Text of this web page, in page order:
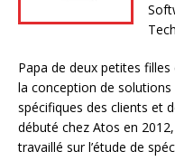
Papa de deux petites
la conception de
spécifiques des clients et
débuté chez Atos en 2012,
travaillé sur l’étude de